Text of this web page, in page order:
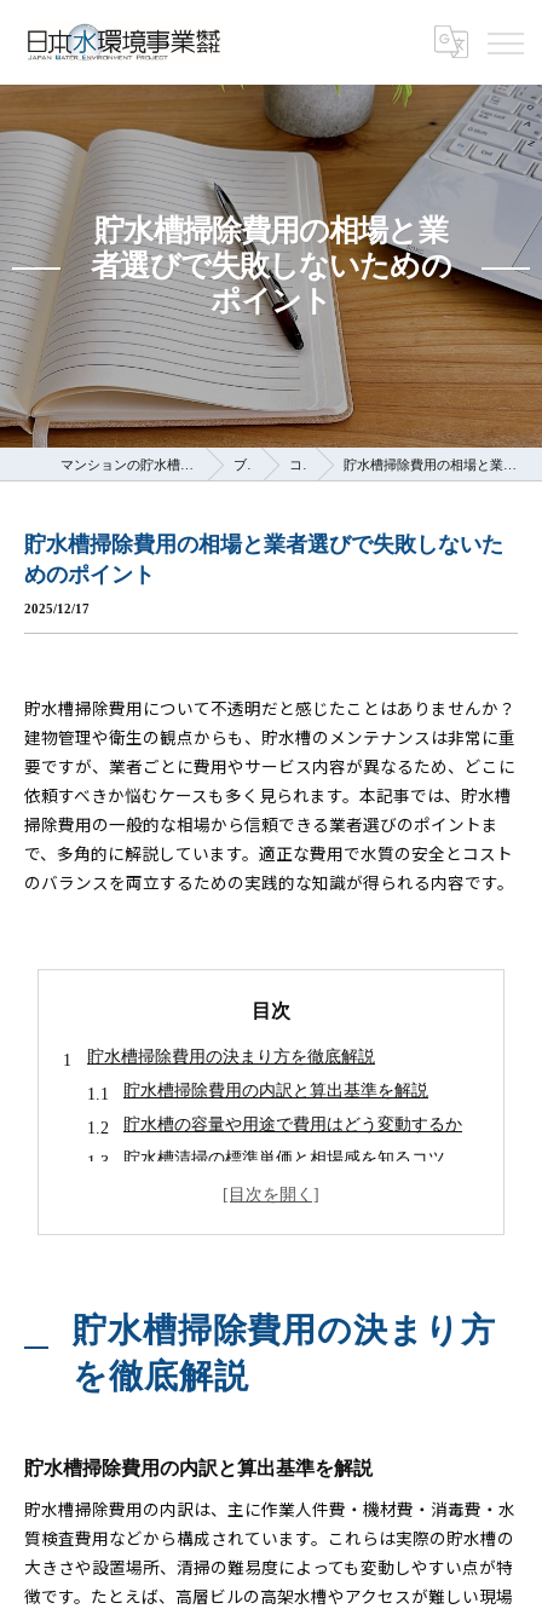
貯水槽掃除費用の相場と業
者選びで失敗しないための
ポイント
ブログ コラム 貯水槽掃除費用の相場と業者選びで失敗しないためのポイント
貯水槽掃除費用の相場と業者選びで失敗しないた
めのポイント
2025/12/17
貯水槽掃除費用について不透明だと感じたことはありませんか？
建物管理や衛生の観点からも、貯水槽のメンテナンスは非常に重
要ですが、業者ごとに費用やサービス内容が異なるため、どこに
依頼すべきか悩むケースも多く見られます。本記事では、貯水槽
掃除費用の一般的な相場から信頼できる業者選びのポイントま
で、多角的に解説しています。適正な費用で水質の安全とコスト
のバランスを両立するための実践的な知識が得られる内容です。
目次
貯水槽掃除費用の決まり方を徹底解説
貯水槽掃除費用の内訳と算出基準を解説
貯水槽の容量や用途で費用はどう変動するか
貯水槽清掃の標準単価と相場感を知るコツ
業者による貯水槽見積もり比較時の注意点
貯水槽掃除費用を抑えるための比較ポイント
コストパフォーマンスで選ぶ業者の見極め方
貯水槽清掃業者の費用とサービス内容の違い
清掃業者選びで費用を抑えるテクニック
貯水槽清掃業者選びの比較基準とポイント
口コミ重視で信頼できる貯水槽業者を探す方法
貯水槽清掃費用の見積もり交渉術を解説
複数業者の貯水槽掃除費用を賢く比較するコツ
貯水槽掃除費用の決まり方
を徹底解説
貯水槽掃除費用の内訳と算出基準を解説
貯水槽掃除費用の内訳は、主に作業人件費・機材費・消毒費・水
質検査費用などから構成されています。これらは実際の貯水槽の
大きさや設置場所、清掃の難易度によっても変動しやすい点が特
徴です。たとえば、高層ビルの高架水槽やアクセスが難しい現場